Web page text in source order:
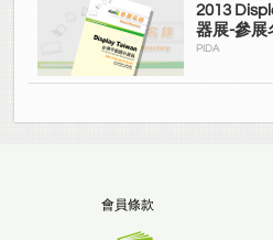
2013
器展-參展
PIDA
會員條款